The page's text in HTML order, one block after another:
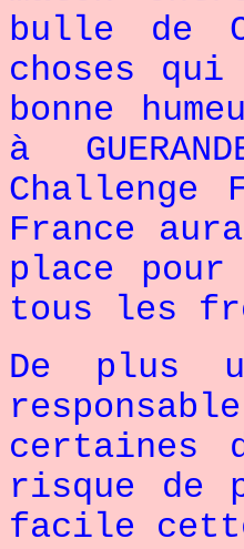
bulle de
choses
bonne
à
France
place pour
tous les
De plus
certaines
risque de
facile